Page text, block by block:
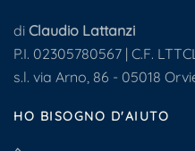
di Claudio Lattanzi
P.I. 02305780567 | C.F.
s.l. via Arno, 86 - 05018
HO BISOGNO D'AIUTO